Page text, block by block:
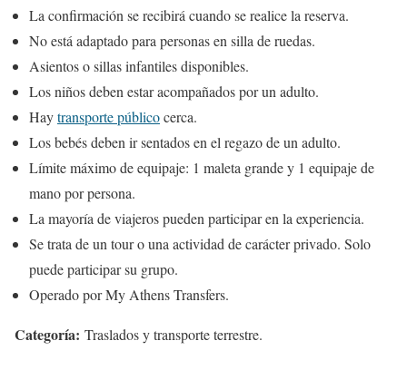
La confirmación se recibirá cuando se realice la reserva.
No está adaptado para personas en silla de ruedas.
Asientos o sillas infantiles disponibles.
Los niños deben estar acompañados por un adulto.
Haytransporte públicocerca.
Los bebés deben ir sentados en el regazo de un adulto.
Límite máximo de equipaje: 1 maleta grande y 1 equipaje de
mano por persona.
La mayoría de viajeros pueden participar en la experiencia.
Se trata de un tour o una actividad de carácter privado. Solo
puede participar su grupo.
Operado por My Athens Transfers.
Categoría: Traslados y transporte terrestre.